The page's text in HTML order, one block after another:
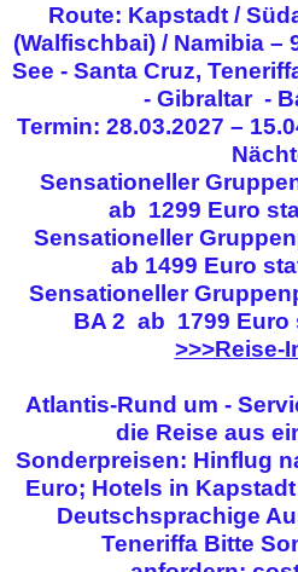
Route: Kapstadt /
(Walfischbai) / Namibia –
See - Santa Cruz,
- Gibraltar -
Termin: 28.03.2027 –
Sensationeller
ab 1299 Euro
Sensationeller
ab 1499 Euro
Sensationeller
BA 2 ab 1799 Euro
>>>Reise-
Atlantis-Rund um -
die Reise aus
Sonderpreisen: Hinflug
Euro; Hotels in
Deutschsprachige
Teneriffa Bitte